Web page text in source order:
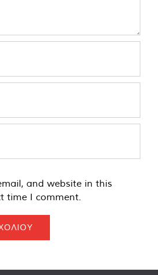
and website in this
time I comment.